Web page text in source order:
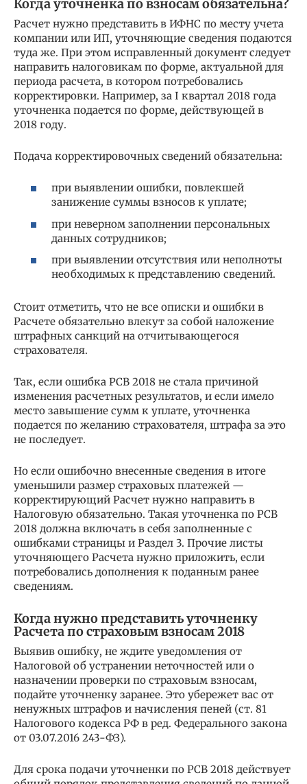
Когда уточненка по взносам обязательна?
Расчет нужно представить в ИФНС по месту учета
компании или ИП, уточняющие сведения подаются
туда же. При этом исправленный документ следует
направить налоговикам по форме, актуальной для
периода расчета, в котором потребовались
корректировки. Например, за I квартал 2018 года
уточненка подается по форме, действующей в
2018 году.
Подача корректировочных сведений обязательна:
при выявлении ошибки, повлекшей
занижение суммы взносов к уплате;
при неверном заполнении персональных
данных сотрудников;
при выявлении отсутствия или неполноты
необходимых к представлению сведений.
Стоит отметить, что не все описки и ошибки в
Расчете обязательно влекут за собой наложение
штрафных санкций на отчитывающегося
страхователя.
Так, если ошибка РСВ 2018 не стала причиной
изменения расчетных результатов, и если имело
место завышение сумм к уплате, уточненка
подается по желанию страхователя, штрафа за это
не последует.
Но если ошибочно внесенные сведения в итоге
уменьшили размер страховых платежей —
корректирующий Расчет нужно направить в
Налоговую обязательно. Такая уточненка по РСВ
2018 должна включать в себя заполненные с
ошибками страницы и Раздел 3. Прочие листы
уточняющего Расчета нужно приложить, если
потребовались дополнения к поданным ранее
сведениям.
Когда нужно представить уточненку
Расчета по страховым взносам 2018
Выявив ошибку, не ждите уведомления от
Налоговой об устранении неточностей или о
назначении проверки по страховым взносам,
подайте уточненку заранее. Это убережет вас от
ненужных штрафов и начисления пеней (ст. 81
Налогового кодекса РФ в ред. Федерального закона
от 03.07.2016 243-ФЗ).
Для срока подачи уточненки по РСВ 2018 действует